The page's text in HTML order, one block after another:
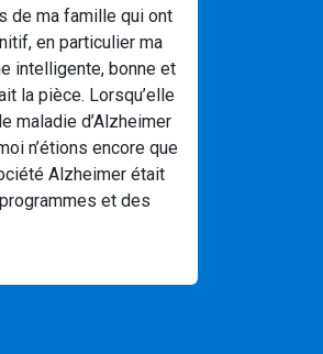
de ma famille qui ont
en particulier ma
intelligente, bonne et
la pièce. Lorsqu’elle
maladie d’Alzheimer
n’étions encore que
Alzheimer était
et des